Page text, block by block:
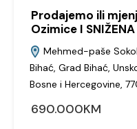
Prodajemo ili
Ozimice I
Mehmed-paše
Bihać, Grad Bihać,
Bosne i Hercegovine,
690.000KM